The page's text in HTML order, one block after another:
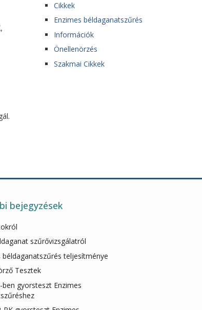
Cikkek
Enzimes béldaganatszűrés
Információk
Önellenörzés
Szakmai Cikkek
bejegyzések
szűrővizsgálatról
béldaganatszűrés teljesítménye
Tesztek
ben gyorsteszt Enzimes